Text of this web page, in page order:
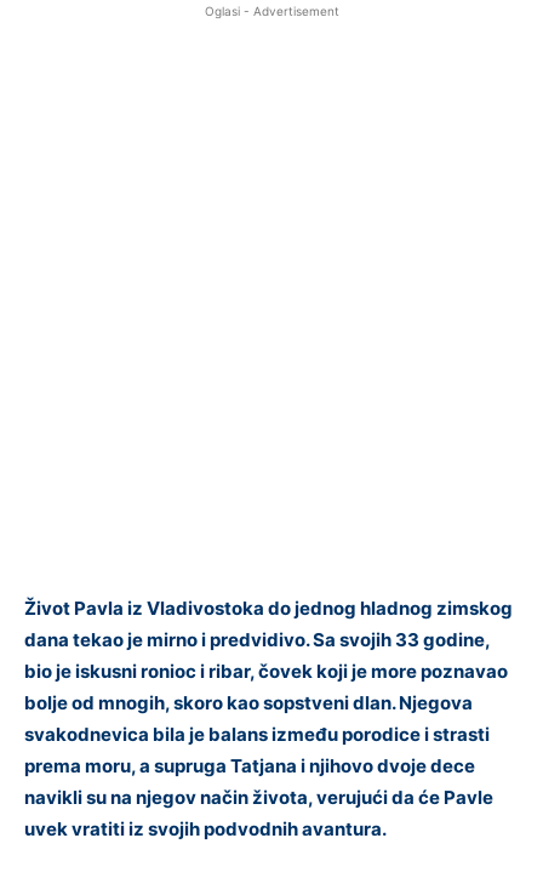
Oglasi - Advertisement
Život Pavla iz Vladivostoka do jednog hladnog zimskog
dana tekao je mirno i predvidivo. Sa svojih 33 godine,
bio je iskusni ronioc i ribar, čovek koji je more poznavao
bolje od mnogih, skoro kao sopstveni dlan. Njegova
svakodnevica bila je balans između porodice i strasti
prema moru, a supruga Tatjana i njihovo dvoje dece
navikli su na njegov način života, verujući da će Pavle
uvek vratiti iz svojih podvodnih avantura.